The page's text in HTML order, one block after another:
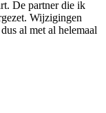
De partner die ik
Wijzigingen
al met al helemaal